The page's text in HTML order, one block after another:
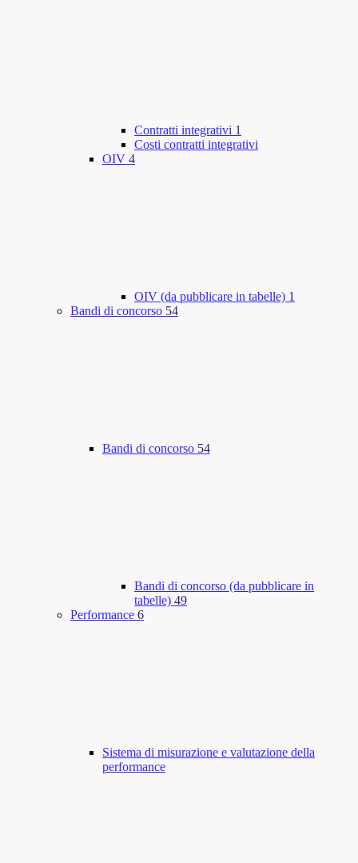
Contratti integrativi 1
Costi contratti integrativi
OIV 4
OIV (da pubblicare in tabelle) 1
Bandi di concorso 54
Bandi di concorso 54
Bandi di concorso (da pubblicare in
tabelle) 49
Performance 6
Sistema di misurazione e valutazione della
performance